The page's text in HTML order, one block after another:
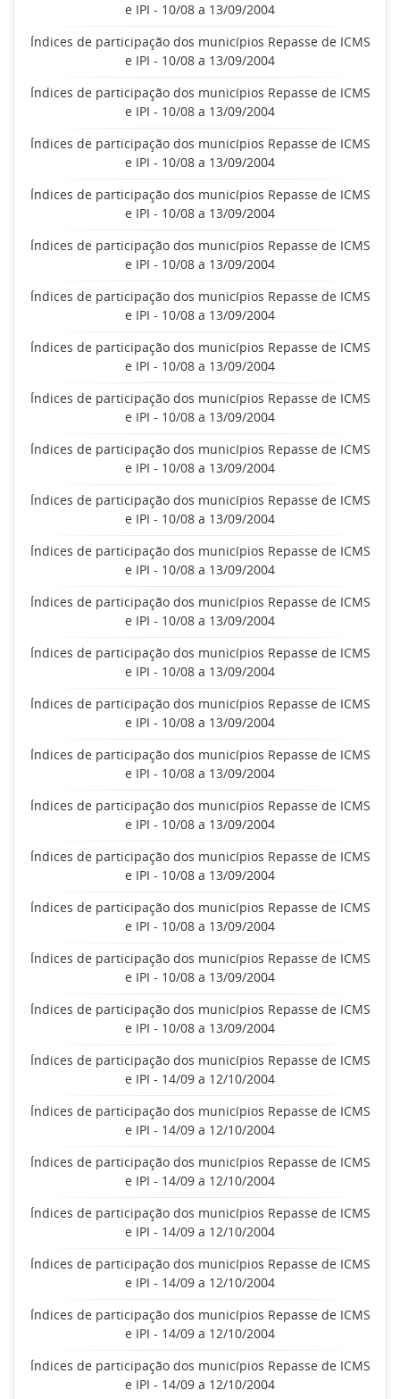
e IPI - 10/08 a 13/09/2004
Índices de participação dos municípios Repasse de ICMS
e IPI - 10/08 a 13/09/2004
Índices de participação dos municípios Repasse de ICMS
e IPI - 10/08 a 13/09/2004
Índices de participação dos municípios Repasse de ICMS
e IPI - 10/08 a 13/09/2004
Índices de participação dos municípios Repasse de ICMS
e IPI - 10/08 a 13/09/2004
Índices de participação dos municípios Repasse de ICMS
e IPI - 10/08 a 13/09/2004
Índices de participação dos municípios Repasse de ICMS
e IPI - 10/08 a 13/09/2004
Índices de participação dos municípios Repasse de ICMS
e IPI - 10/08 a 13/09/2004
Índices de participação dos municípios Repasse de ICMS
e IPI - 10/08 a 13/09/2004
Índices de participação dos municípios Repasse de ICMS
e IPI - 10/08 a 13/09/2004
Índices de participação dos municípios Repasse de ICMS
e IPI - 10/08 a 13/09/2004
Índices de participação dos municípios Repasse de ICMS
e IPI - 10/08 a 13/09/2004
Índices de participação dos municípios Repasse de ICMS
e IPI - 10/08 a 13/09/2004
Índices de participação dos municípios Repasse de ICMS
e IPI - 10/08 a 13/09/2004
Índices de participação dos municípios Repasse de ICMS
e IPI - 10/08 a 13/09/2004
Índices de participação dos municípios Repasse de ICMS
e IPI - 10/08 a 13/09/2004
Índices de participação dos municípios Repasse de ICMS
e IPI - 10/08 a 13/09/2004
Índices de participação dos municípios Repasse de ICMS
e IPI - 10/08 a 13/09/2004
Índices de participação dos municípios Repasse de ICMS
e IPI - 10/08 a 13/09/2004
Índices de participação dos municípios Repasse de ICMS
e IPI - 10/08 a 13/09/2004
Índices de participação dos municípios Repasse de ICMS
e IPI - 10/08 a 13/09/2004
Índices de participação dos municípios Repasse de ICMS
e IPI - 14/09 a 12/10/2004
Índices de participação dos municípios Repasse de ICMS
e IPI - 14/09 a 12/10/2004
Índices de participação dos municípios Repasse de ICMS
e IPI - 14/09 a 12/10/2004
Índices de participação dos municípios Repasse de ICMS
e IPI - 14/09 a 12/10/2004
Índices de participação dos municípios Repasse de ICMS
e IPI - 14/09 a 12/10/2004
Índices de participação dos municípios Repasse de ICMS
e IPI - 14/09 a 12/10/2004
Índices de participação dos municípios Repasse de ICMS
e IPI - 14/09 a 12/10/2004